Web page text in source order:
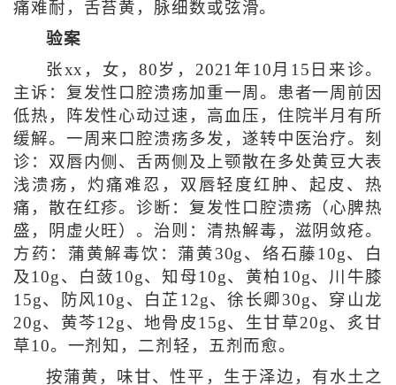
痛难耐，舌苔黄，脉细数或弦滑。
验案
张xx，女，80岁，2021年10月15日来诊。
主诉：复发性口腔溃疡加重一周。患者一周前因
低热，阵发性心动过速，高血压，住院半月有所
缓解。一周来口腔溃疡多发，遂转中医治疗。刻
诊：双唇内侧、舌两侧及上颚散在多处黄豆大表
浅溃疡，灼痛难忍，双唇轻度红肿、起皮、热
痛，散在红疹。诊断：复发性口腔溃疡（心脾热
盛，阴虚火旺）。治则：清热解毒，滋阴敛疮。
方药：蒲黄解毒饮：蒲黄30g、络石藤10g、白
及10g、白蔹10g、知母10g、黄柏10g、川牛膝
15g、防风10g、白芷12g、徐长卿30g、穿山龙
20g、黄芩12g、地骨皮15g、生甘草20g、炙甘
草10。一剂知，二剂轻，五剂而愈。
按蒲黄，味甘、性平，生于泽边，有水土之